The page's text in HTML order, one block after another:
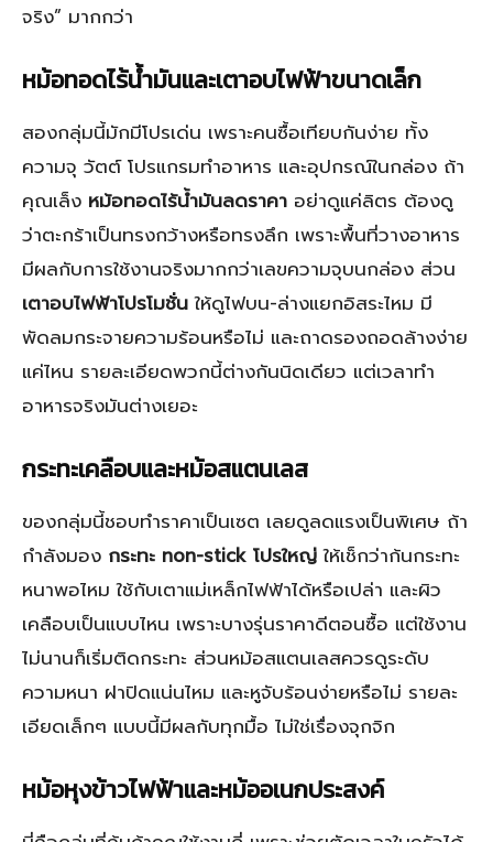
จริง” มากกว่า
หม้อทอดไร้น้ำมันและเตาอบไฟฟ้าขนาดเล็ก
สองกลุ่มนี้มักมีโปรเด่น เพราะคนซื้อเทียบกันง่าย ทั้ง
ความจุ วัตต์ โปรแกรมทำอาหาร และอุปกรณ์ในกล่อง ถ้า
คุณเล็ง หม้อทอดไร้น้ำมันลดราคา อย่าดูแค่ลิตร ต้องดู
ว่าตะกร้าเป็นทรงกว้างหรือทรงลึก เพราะพื้นที่วางอาหาร
มีผลกับการใช้งานจริงมากกว่าเลขความจุบนกล่อง ส่วน
เตาอบไฟฟ้าโปรโมชั่นให้ดูไฟบน-ล่างแยกอิสระไหม มี
พัดลมกระจายความร้อนหรือไม่ และถาดรองถอดล้างง่าย
แค่ไหน รายละเอียดพวกนี้ต่างกันนิดเดียว แต่เวลาทำ
อาหารจริงมันต่างเยอะ
กระทะเคลือบและหม้อสแตนเลส
ของกลุ่มนี้ชอบทำราคาเป็นเซต เลยดูลดแรงเป็นพิเศษ ถ้า
กำลังมอง กระทะ non-stick โปรใหญ่ให้เช็กว่าก้นกระทะ
หนาพอไหม ใช้กับเตาแม่เหล็กไฟฟ้าได้หรือเปล่า และผิว
เคลือบเป็นแบบไหน เพราะบางรุ่นราคาดีตอนซื้อ แต่ใช้งาน
ไม่นานก็เริ่มติดกระทะ ส่วนหม้อสแตนเลสควรดูระดับ
ความหนา ฝาปิดแน่นไหม และหูจับร้อนง่ายหรือไม่ รายละ
เอียดเล็กๆ แบบนี้มีผลกับทุกมื้อ ไม่ใช่เรื่องจุกจิก
หม้อหุงข้าวไฟฟ้าและหม้ออเนกประสงค์